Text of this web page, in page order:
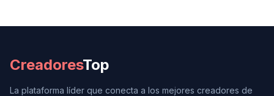
CreadoresTop
La plataforma líder que conecta a los mejores creadores de